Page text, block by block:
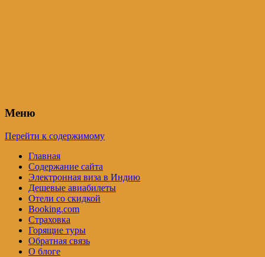
Меню
Перейти к содержимому
Главная
Содержание сайта
Электронная виза в Индию
Дешевые авиабилеты
Отели со скидкой
Booking.com
Страховка
Горящие туры
Обратная связь
О блоге